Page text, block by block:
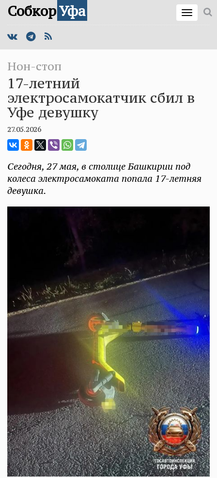
СобкорУфа
Нон-стоп
17-летний
электросамокатчик сбил в
Уфе девушку
27.05.2026
Сегодня, 27 мая, в столице Башкирии под
колеса электросамоката попала 17-летняя
девушка.